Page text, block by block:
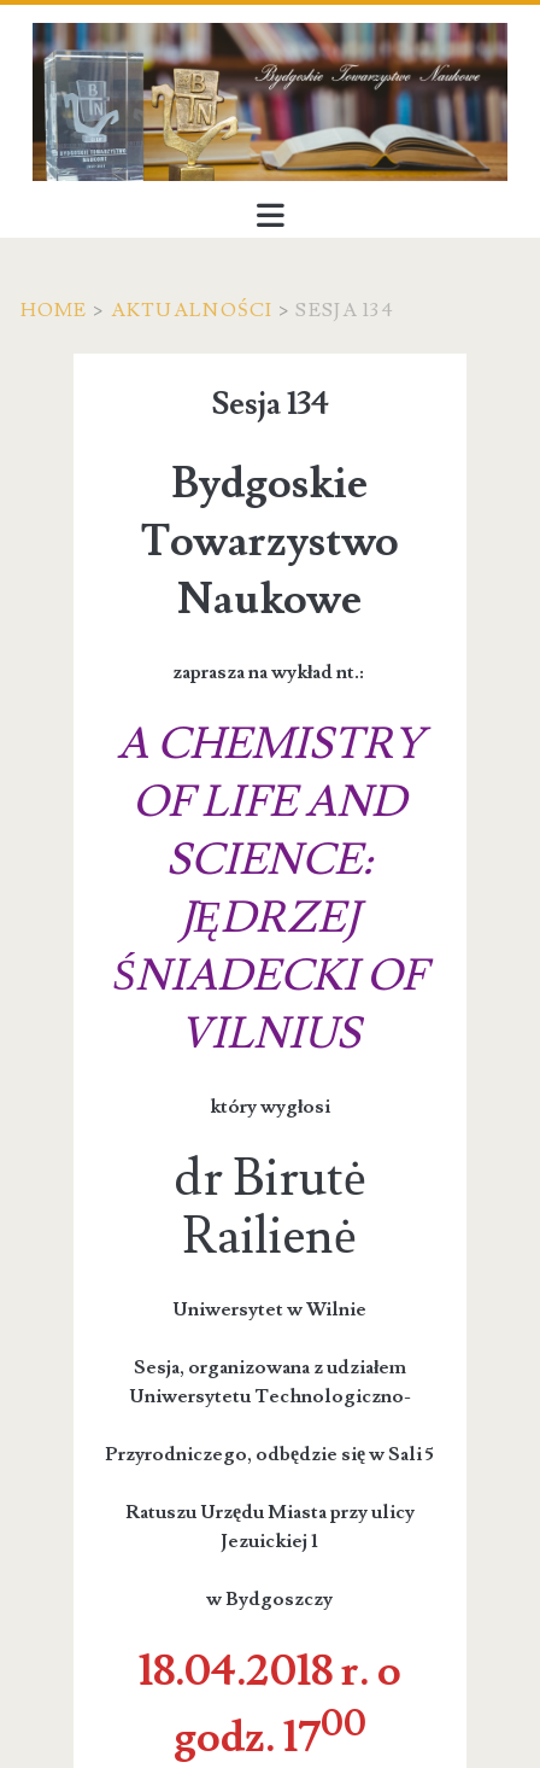
HOME > AKTUALNOŚCI >SESJA 134
Sesja 134
Bydgoskie
Towarzystwo
Naukowe
zaprasza na wykład nt.:
A CHEMISTRY
OF LIFE AND
SCIENCE:
JĘDRZEJ
ŚNIADECKI OF
VILNIUS
który wygłosi
dr Birutė
Railienė
Uniwersytet w Wilnie
Sesja, organizowana z udziałem
Uniwersytetu Technologiczno-
Przyrodniczego, odbędzie się w Sali 5
Ratuszu Urzędu Miasta przy ulicy
Jezuickiej 1
w Bydgoszczy
18.04.2018 r. o
godz. 1700